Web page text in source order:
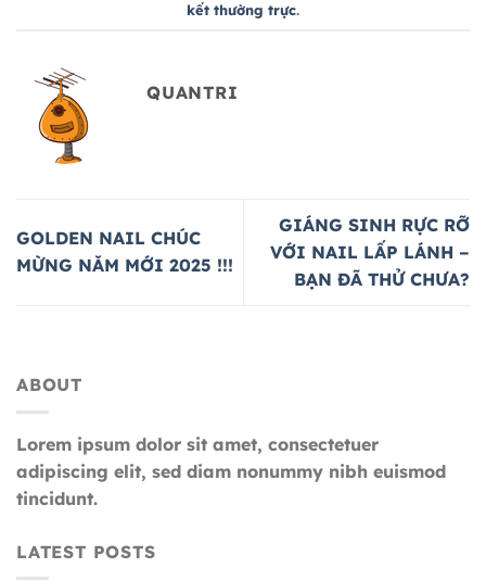
kết thường trực.
QUANTRI
GOLDEN NAIL CHÚC
MỪNG NĂM MỚI 2025 !!!
GIÁNG SINH RỰC RỠ
VỚI NAIL LẤP LÁNH –
BẠN ĐÃ THỬ CHƯA?
ABOUT
Lorem ipsum dolor sit amet, consectetuer
adipiscing elit, sed diam nonummy nibh euismod
tincidunt.
LATEST POSTS